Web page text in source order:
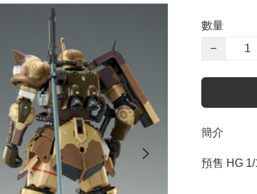
數量
−
簡介
預售 HG